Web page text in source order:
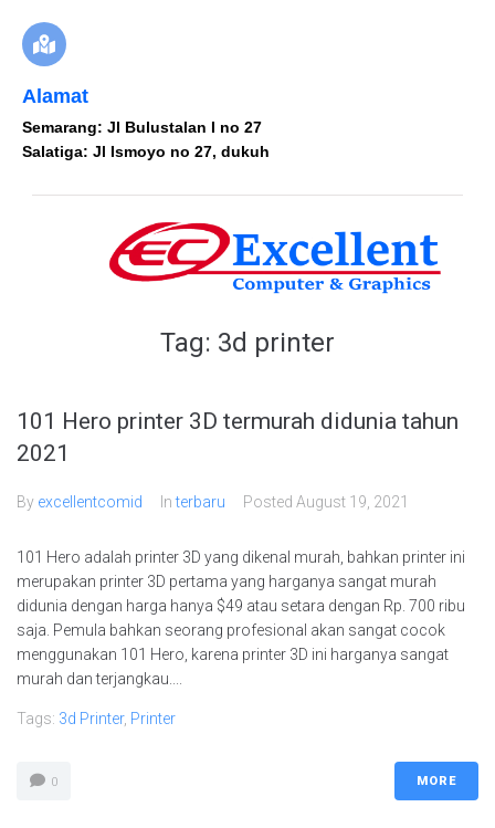
Alamat
Semarang: Jl Bulustalan I no 27
Salatiga: Jl Ismoyo no 27, dukuh
Tag: 3d printer
101 Hero printer 3D termurah didunia tahun
2021
By excellentcomid Interbaru Posted August 19, 2021
101 Hero adalah printer 3D yang dikenal murah, bahkan printer ini
merupakan printer 3D pertama yang harganya sangat murah
didunia dengan harga hanya $49 atau setara dengan Rp. 700 ribu
saja. Pemula bahkan seorang profesional akan sangat cocok
menggunakan 101 Hero, karena printer 3D ini harganya sangat
murah dan terjangkau....
Tags: 3d Printer, Printer
0 MORE